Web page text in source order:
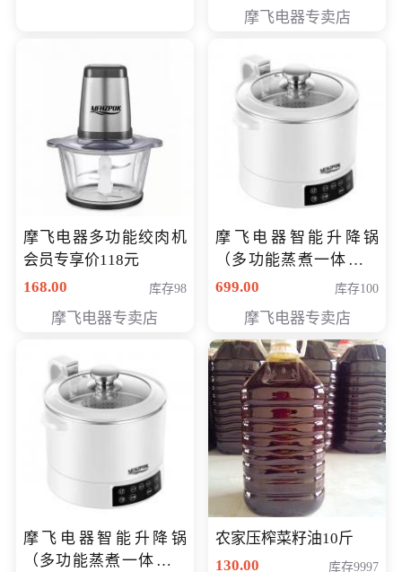
摩飞电器专卖店
摩飞电器多功能绞肉机
会员专享价118元
168.00
库存98
摩飞电器专卖店
摩飞电器智能升降锅
（多功能蒸煮一体锅）
（智能升降养生锅） 会
699.00 库存100
摩飞电器专卖店
摩飞电器智能升降锅
（多功能蒸煮一体锅）
农家压榨菜籽油10斤
130.00
库存9997